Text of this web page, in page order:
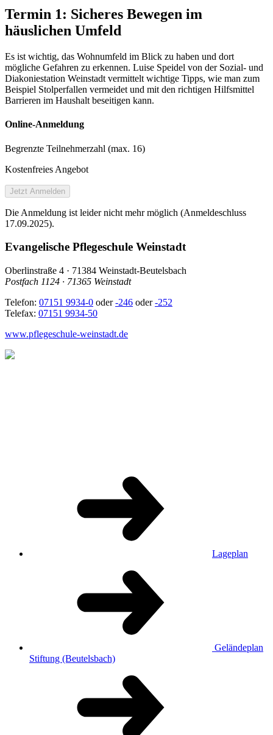
Termin 1: Sicheres Bewegen im
häuslichen Umfeld
Es ist wichtig, das Wohnumfeld im Blick zu haben und dort
mögliche Gefahren zu erkennen. Luise Speidel von der Sozial- und
Diakoniestation Weinstadt vermittelt wichtige Tipps, wie man zum
Beispiel Stolperfallen vermeidet und mit den richtigen Hilfsmittel
Barrieren im Haushalt beseitigen kann.
Online-Anmeldung
Begrenzte Teilnehmer­zahl (max. 16)
Kostenfreies Angebot
Jetzt Anmelden
Die Anmeldung ist leider nicht mehr möglich (Anmeldeschluss
17.09.2025).
Evangelische Pflegeschule Weinstadt
Oberlinstraße 4 · 71384 Weinstadt-Beutelsbach
Postfach 1124 · 71365 Weinstadt
Telefon: 07151 9934-0 oder-246 oder-252
Telefax: 07151 9934-50
www.pflegeschule-weinstadt.de
Lageplan
Geländeplan
Stiftung (Beutelsbach)